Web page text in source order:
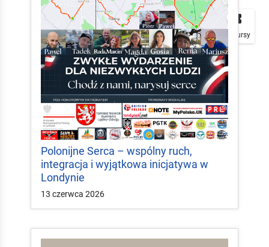

Plakaty

Mapa
local_play
Konkursy
Polonijne Serca – wspólny ruch,
integracja i wyjątkowa inicjatywa w
Londynie
13 czerwca 2026